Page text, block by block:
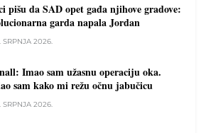
pišu da SAD opet gađa njihove gradove:
garda napala Jordan
SRPNJA 2026.
Imao sam užasnu operaciju oka.
sam kako mi režu očnu jabučicu
SRPNJA 2026.